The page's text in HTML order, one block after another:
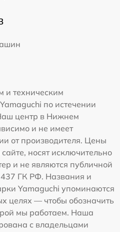
и техническим
по истечении
центр в Нижнем
и не имеет
от производителя. Цены
носят исключительно
и не являются публичной
437 ГК РФ. Названия и
Yamaguchi упоминаются
целях — чтобы обозначить
мы работаем. Наша
с владельцами